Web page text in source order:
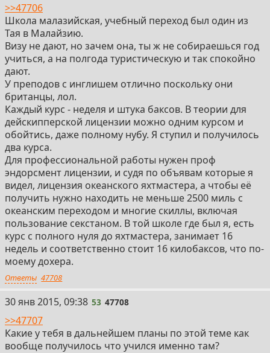
>>47706
Школа малазийская, учебный переход был один из
Тая в Малайзию.
Визу не дают, но зачем она, ты ж не собираешься год
учиться, а на полгода туристическую и так спокойно
дают.
У преподов с инглишем отлично поскольку они
британцы, лол.
Каждый курс - неделя и штука баксов. В теории для
дейскипперской лицензии можно одним курсом и
обойтись, даже полному нубу. Я ступил и получилось
два курса.
Для профессиональной работы нужен проф
эндорсмент лицензии, и судя по объявам которые я
видел, лицензия океанского яхтмастера, а чтобы её
получить нужно находить не меньше 2500 миль с
океанским переходом и многие скиллы, включая
пользование секстаном. В той школе где был я, есть
курс с полного нуля до яхтмастера, занимает 16
недель и соответственно стоит 16 килобаксов, что по-
моему дохера.
Ответы 47708
53
30 янв 2015, 09:38 53 47708
>>47707
Какие у тебя в дальнейшем планы по этой теме как
вообще получилось что учился именно там?